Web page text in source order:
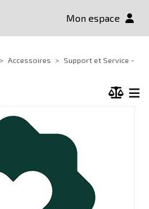
Mon espace
Accessoires
Support et Service -